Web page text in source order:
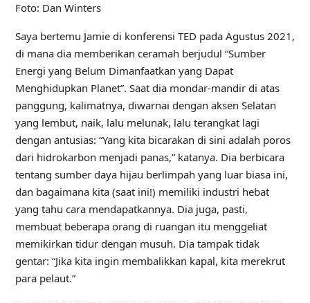
Foto: Dan Winters
Saya bertemu Jamie di konferensi TED pada Agustus 2021,
di mana dia memberikan ceramah berjudul “Sumber
Energi yang Belum Dimanfaatkan yang Dapat
Menghidupkan Planet”. Saat dia mondar-mandir di atas
panggung, kalimatnya, diwarnai dengan aksen Selatan
yang lembut, naik, lalu melunak, lalu terangkat lagi
dengan antusias: “Yang kita bicarakan di sini adalah poros
dari hidrokarbon menjadi panas,” katanya. Dia berbicara
tentang sumber daya hijau berlimpah yang luar biasa ini,
dan bagaimana kita (saat ini!) memiliki industri hebat
yang tahu cara mendapatkannya. Dia juga, pasti,
membuat beberapa orang di ruangan itu menggeliat
memikirkan tidur dengan musuh. Dia tampak tidak
gentar: “Jika kita ingin membalikkan kapal, kita merekrut
para pelaut.”